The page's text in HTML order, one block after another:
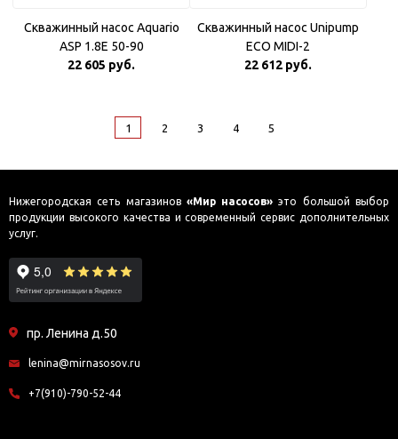
Скважинный насос Aquario
ASP 1.8Е 50-90
22 605 руб.
Скважинный насос Unipump
ECO MIDI-2
22 612 руб.
1 2 3 4 5
Нижегородская сеть магазинов «Мир насосов» это большой выбор
продукции высокого качества и современный сервис дополнительных
услуг.
пр. Ленина д.50
lenina@mirnasosov.ru
+7(910)-790-52-44